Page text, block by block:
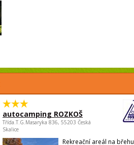
autocamping ROZKOŠ
Třída.T.G.Masaryka 836, 55203 Česká
Skalice
Rekreační areál na břehu